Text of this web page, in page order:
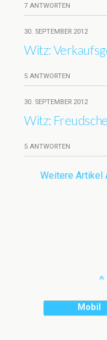
7 ANTWORTEN
30. SEPTEMBER 2012
Witz:
5 ANTWORTEN
30. SEPTEMBER 2012
Witz:
5 ANTWORTEN
Weitere Artikel
Mobil